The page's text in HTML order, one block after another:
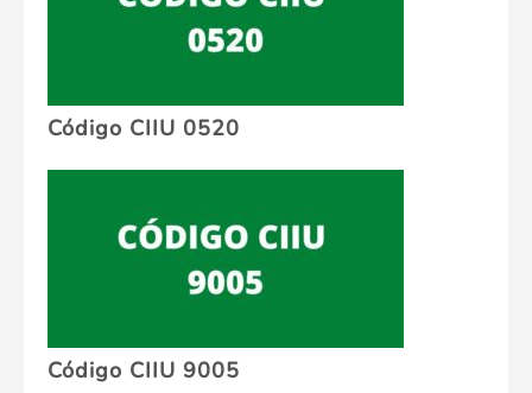
Código CIIU 0520
Código CIIU 9005